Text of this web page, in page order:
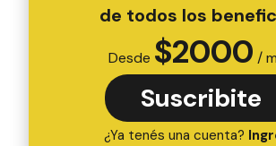
de todos los
Desde $2000 /
Suscribite
¿Ya tenés una cuenta?